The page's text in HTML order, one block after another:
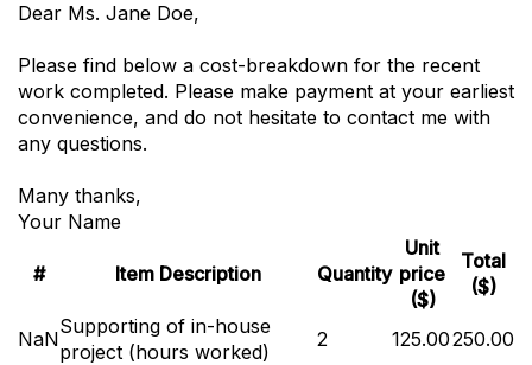
Dear Ms. Jane Doe,
Please find below a cost-breakdown for the recent
work completed. Please make payment at your earliest
convenience, and do not hesitate to contact me with
any questions.
Many thanks,
Your Name
# Item Description Quantity
Unit
price
($)
Total
($)
NaN
Supporting of in-house
project (hours worked)
2 125.00250.00